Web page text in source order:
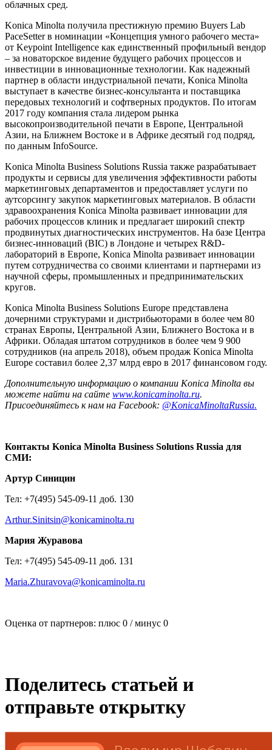
облачных сред.
Konica Minolta получила престижную премию Buyers Lab
PaceSetter в номинации «Концепция умного рабочего места»
от Keypoint Intelligence как единственный профильный вендор
– за новаторское видение будущего рабочих процессов и
инвестиции в инновационные технологии. Как надежный
партнер в области индустриальной печати, Konica Minolta
выступает в качестве бизнес-консультанта и поставщика
передовых технологий и софтверных продуктов. По итогам
2017 году компания стала лидером рынка
высокопроизводительной печати в Европе, Центральной
Азии, на Ближнем Востоке и в Африке десятый год подряд,
по данным InfoSource.
Konica Minolta Business Solutions Russia также разрабатывает
продукты и сервисы для увеличения эффективности работы
маркетинговых департаментов и предоставляет услуги по
аутсорсингу закупок маркетинговых материалов. В области
здравоохранения Konica Minolta развивает инновации для
рабочих процессов клиник и предлагает широкий спектр
продвинутых диагностических инструментов. На базе Центра
бизнес-инноваций (BIC) в Лондоне и четырех R&D-
лабораторий в Европе, Konica Minolta развивает инновации
путем сотрудничества со своими клиентами и партнерами из
научной сферы, промышленных и предпринимательских
кругов.
Konica Minolta Business Solutions Europe представлена
дочерними структурами и дистрибьюторами в более чем 80
странах Европы, Центральной Азии, Ближнего Востока и в
Африки. Обладая штатом сотрудников в более чем 9 900
сотрудников (на апрель 2018), объем продаж Konica Minolta
Europe составил более 2,37 млрд евро в 2017 финансовом году.
Дополнительную информацию о компании Konica Minolta вы
можете найти на сайте www.konicaminolta.ru.
Присоединяйтесь к нам на Facebook: @KonicaMinoltaRussia.
Контакты Konica Minolta Business Solutions Russia для
СМИ:
Артур Синицин
Тел: +7(495) 545-09-11 доб. 130
Arthur.Sinitsin@konicaminolta.ru
Мария Журавова
Тел: +7(495) 545-09-11 доб. 131
Maria.Zhuravova@konicaminolta.ru
Оценка от партнеров: плюс 0 / минус 0
Поделитесь статьей и
отправьте открытку